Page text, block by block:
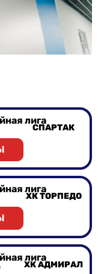
лига
СПАРТАК
лига
ХК ТОРПЕДО
лига
ХК АДМИРАЛ